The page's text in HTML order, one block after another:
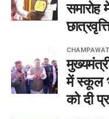
समारोह
CHAMPAWAT
में स्कूल
को दी